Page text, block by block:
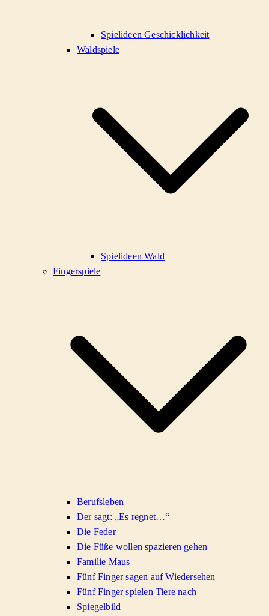
Spielideen Geschicklichkeit
Waldspiele
Spielideen Wald
Fingerspiele
Berufsleben
Der sagt: „Es regnet…“
Die Feder
Die Füße wollen spazieren gehen
Familie Maus
Fünf Finger sagen auf Wiedersehen
Fünf Finger spielen Tiere nach
Spiegelbild